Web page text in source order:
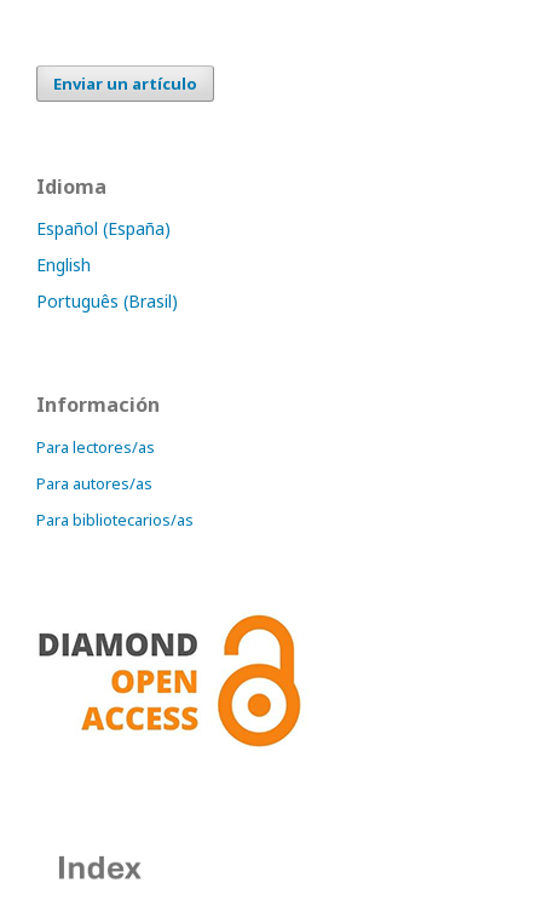
Enviar un artículo
Idioma
Español (España)
English
Português (Brasil)
Información
Para lectores/as
Para autores/as
Para bibliotecarios/as